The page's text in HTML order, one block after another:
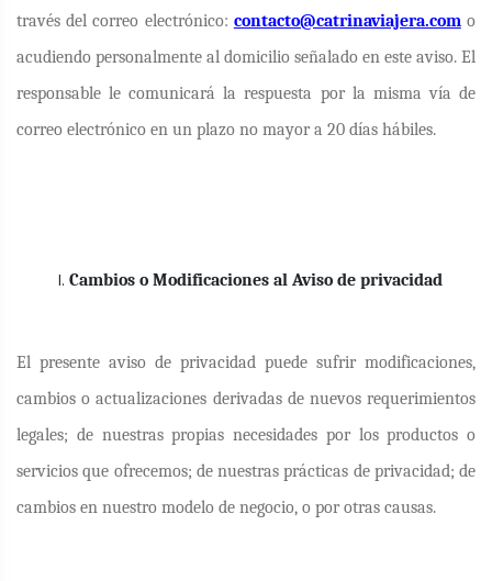
través del correo electrónico: contacto@catrinaviajera.como
acudiendo personalmente al domicilio señalado en este aviso. El
responsable le comunicará la respuesta por la misma vía de
correo electrónico en un plazo no mayor a 20 días hábiles.
Cambios o Modificaciones al Aviso de privacidad
El presente aviso de privacidad puede sufrir modificaciones,
cambios o actualizaciones derivadas de nuevos requerimientos
legales; de nuestras propias necesidades por los productos o
servicios que ofrecemos; de nuestras prácticas de privacidad; de
cambios en nuestro modelo de negocio, o por otras causas.